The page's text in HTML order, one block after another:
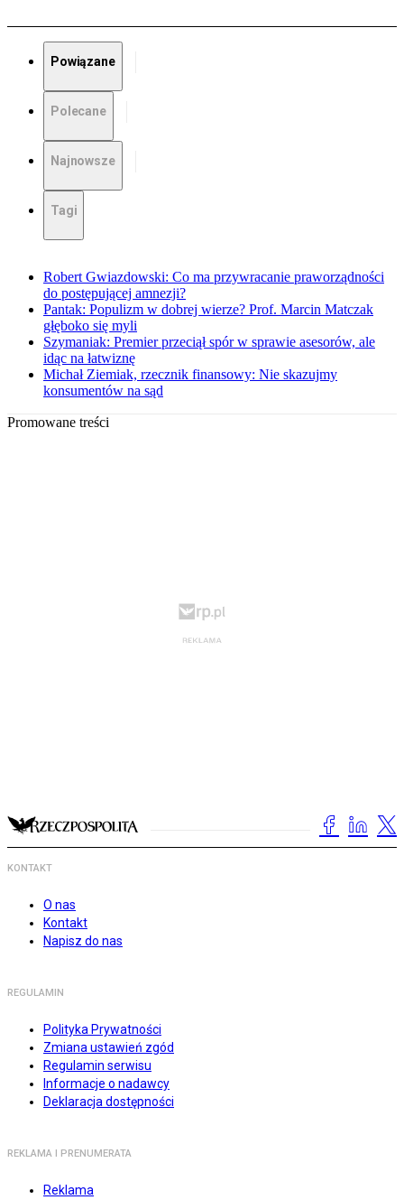
Powiązane
Polecane
Najnowsze
Tagi
Robert Gwiazdowski: Co ma przywracanie praworządności
do postępującej amnezji?
Pantak: Populizm w dobrej wierze? Prof. Marcin Matczak
głęboko się myli
Szymaniak: Premier przeciął spór w sprawie asesorów, ale
idąc na łatwiznę
Michał Ziemiak, rzecznik finansowy: Nie skazujmy
konsumentów na sąd
Promowane treści
KONTAKT
O nas
Kontakt
Napisz do nas
REGULAMIN
Polityka Prywatności
Zmiana ustawień zgód
Regulamin serwisu
Informacje o nadawcy
Deklaracja dostępności
REKLAMA I PRENUMERATA
Reklama